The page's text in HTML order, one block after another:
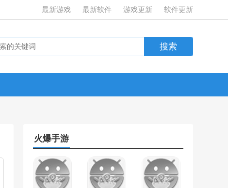
最新游戏 最新软件 游戏更新 软件更新
火爆手游